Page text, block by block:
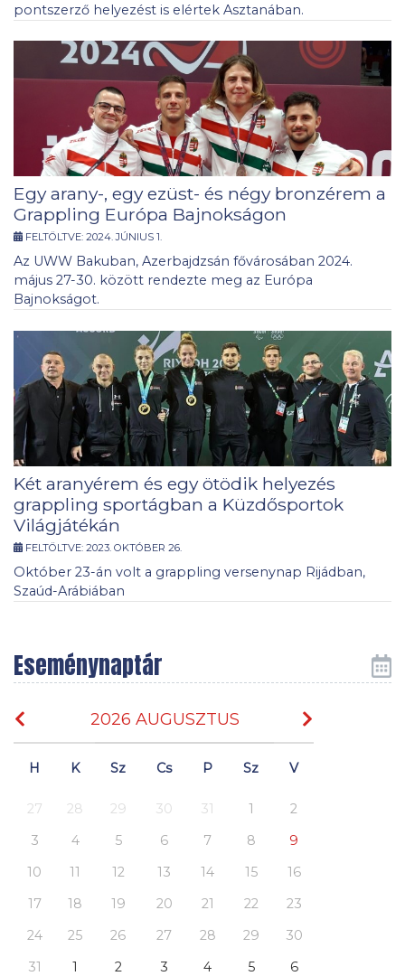
pontszerző helyezést is elértek Asztanában.
Egy arany-, egy ezüst- és négy bronzérem a
Grappling Európa Bajnokságon
FELTÖLTVE: 2024. JÚNIUS 1.
Az UWW Bakuban, Azerbajdzsán fővárosában 2024.
május 27-30. között rendezte meg az Európa
Bajnokságot.
Két aranyérem és egy ötödik helyezés
grappling sportágban a Küzdősportok
Világjátékán
FELTÖLTVE: 2023. OKTÓBER 26.
Október 23-án volt a grappling versenynap Rijádban,
Szaúd-Arábiában
Eseménynaptár
2026 AUGUSZTUS
H K Sz Cs P Sz V
27 28 29 30 31 1
2
3
4 5 6 7 8
9
10
11 12 13 14 15
16
17
18 19 20 21 22
23
24
25 26 27 28 29
30
31
1 2 3 4 5 6